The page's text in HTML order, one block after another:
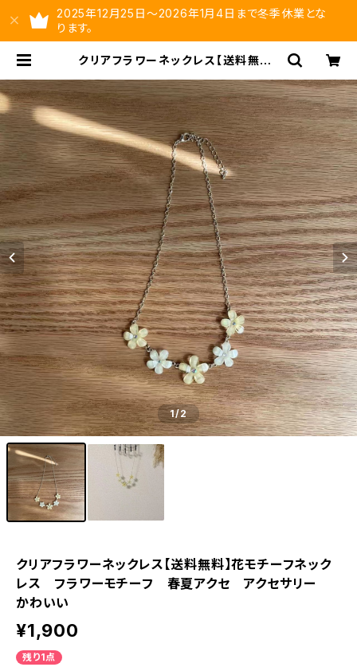
2025年12月25日～2026年1月4日まで冬季休業とな
ります。
クリアフラワーネックレス【送料無料】
ーフ 春夏アクセ アクセサリー か
わいい | ysltd
1/2
クリアフラワーネックレス【送料無料】花モチーフネック
レス フラワーモチーフ 春夏アクセ アクセサリー
かわいい
¥1,900
残り1点